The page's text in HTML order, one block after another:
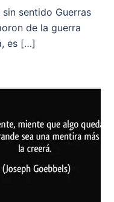
sentido Guerras
de la guerra
es […]